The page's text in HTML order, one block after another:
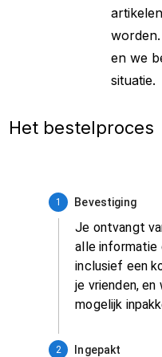
en we
situatie.
Het bestelproces
1 Bevestiging
Je ontvangt
alle informatie
inclusief een
je vrienden, en
mogelijk
2 Ingepakt